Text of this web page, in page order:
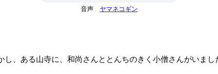
音声 ヤマネコギン
、ある山寺に、和尚さんととんちのきく小僧さんがいまし